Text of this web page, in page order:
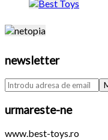
newsletter
urmareste-ne
www.best-toys.ro